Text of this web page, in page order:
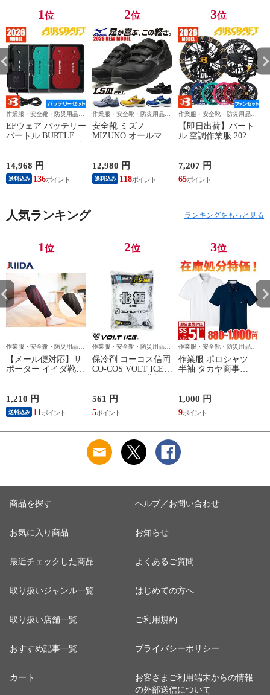
ークウェア 仕事
土木 工事 現場
ークウェア 仕事
土木 工事 現場
ークウェア 仕事
土木 工事 現場
1位
作業服・安全靴・防災用品な
ら作業用品専門店のまもる君
EFウェア バッテリー
バートル BURTLE エ
2026年モデル AC10
作業着 作業服 春夏
14,968 円
送料込み 136
2位
作業服・安全靴・防災用品な
ら作業用品専門店のまもる君
安全靴 ミズノ
MIZUNO オールマイ
F1GA260109、
F1GA260125、
F1GA260127、
12,980 円
送料込み 118
3位
作業服・安全靴・防災用品な
ら作業用品専門店のまもる君
【即日出荷】バート
ル 空調作業服 2026
作業着 ファン 防水
EFウェア AC10-1
AC10-2 BURTLE
服 春夏 猛暑 暑さ対
策 洗えるファン
7,207 円
65
人気ランキング ランキングをもっと見る
1位
作業服・安全靴・防災用品な
ら作業用品専門店のまもる君
【メール便対応】サ
ポーター イイダ靴下
ふくらはぎ着圧サポ
1,210 円
送料込み 11
2位
作業服・安全靴・防災用品な
ら作業用品専門店のまもる君
保冷剤 コーコス信岡
CO-COS VOLT ICE
ボルトアイス 北極
GI-46411 作業着 作業
服 春夏
561 円
5
3位
作業服・安全靴・防災用品な
ら作業用品専門店のまもる君
作業服 ポロシャツ
半袖 タカヤ商事
TAKAYA 半袖ビズポ
春夏
1,000 円
9
商品を探す
お気に入り商品
最近チェックした商品
取り扱いジャンル一覧
取り扱い店舗一覧
おすすめ記事一覧
カート
ヘルプ／お問い合わせ
お知らせ
よくあるご質問
はじめての方へ
ご利用規約
プライバシーポリシー
お客さまご利用端末からの情報
の外部送信について